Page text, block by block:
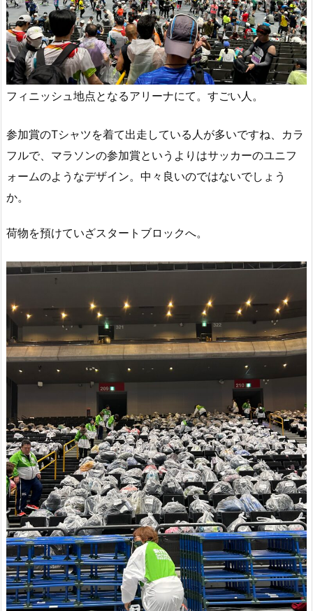
フィニッシュ地点となるアリーナにて。すごい人。
参加賞のTシャツを着て出走している人が多いですね、カラ
フルで、マラソンの参加賞というよりはサッカーのユニフ
ォームのようなデザイン。中々良いのではないでしょう
か。
荷物を預けていざスタートブロックへ。